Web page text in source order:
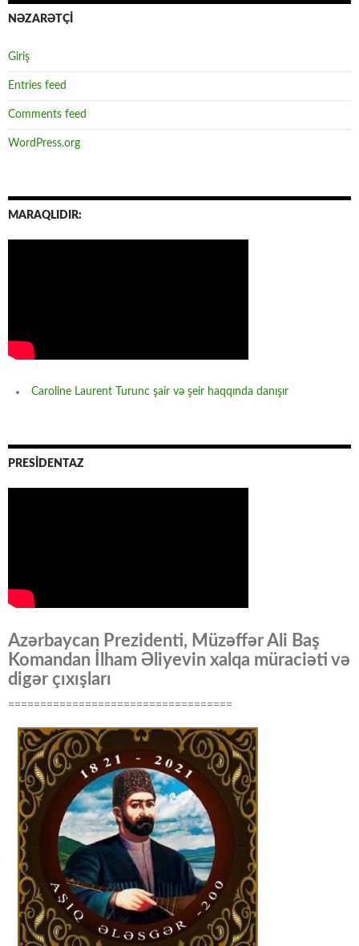
NƏZARƏTÇİ
Giriş
Entries feed
Comments feed
WordPress.org
MARAQLIDIR:
Caroline Laurent Turunc şair və şeir haqqında danışır
PRESİDENTAZ
Azərbaycan Prezidenti, Müzəffər Ali Baş
Komandan İlham Əliyevin xalqa müraciəti və
digər çıxışları
===================================